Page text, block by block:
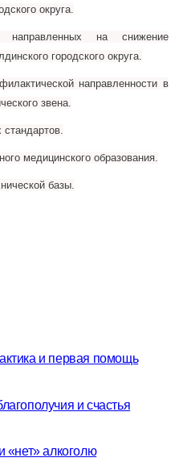
округа.
направленных на снижение
городского округа.
направленности в
звена.
медицинского образования.
базы.
и первая помощь
и счастья
«нет» алкоголю